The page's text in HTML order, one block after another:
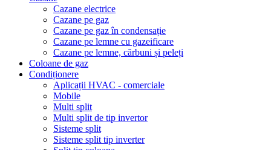
Cazane electrice
Cazane pe gaz
Cazane pe gaz în condensație
Cazane pe lemne cu gazeificare
Cazane pe lemne, cărbuni și peleți
Coloane de gaz
Condiționere
Aplicații HVAC - comerciale
Mobile
Multi split
Multi split de tip invertor
Sisteme split
Sisteme split tip inverter